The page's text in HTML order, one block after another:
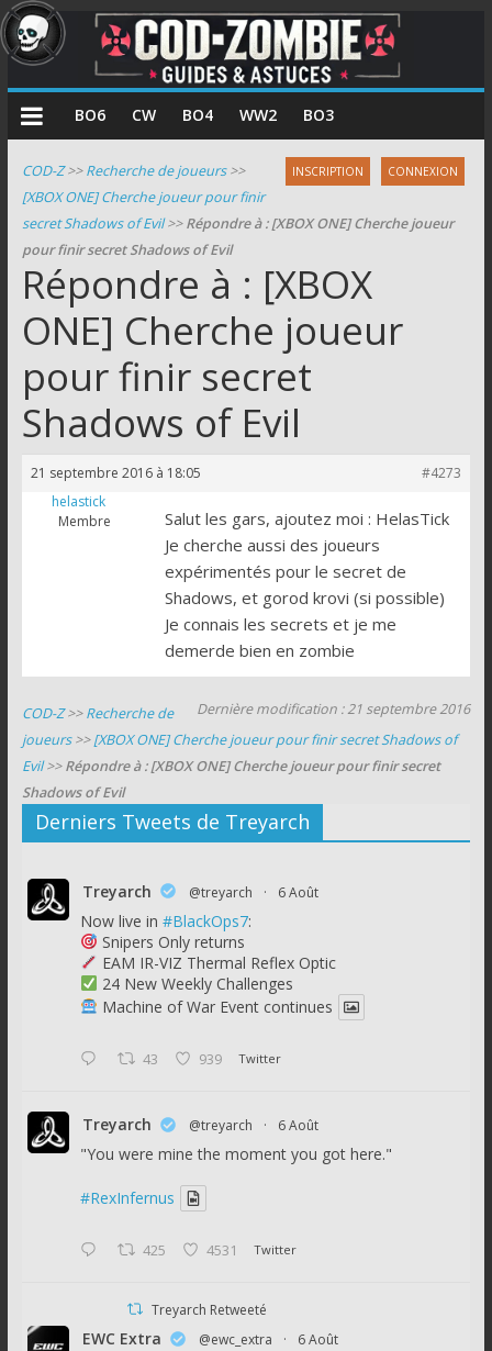
COD
Zombie
Guides
et
astuces
pour
le
mode
zombie
de
Call
Duty
BO6 CW BO4 WW2 BO3
INSCRIPTION CONNEXION
COD-Z>>Recherche de joueurs>>
[XBOX ONE] Cherche joueur pour finir
secret Shadows of Evil>>Répondre à : [XBOX ONE] Cherche joueur
pour finir secret Shadows of Evil
Répondre à : [XBOX
ONE] Cherche joueur
pour finir secret
Shadows of Evil
21 septembre 2016 à 18:05
#4273
helastick
Membre
Salut les gars, ajoutez moi : HelasTick
Je cherche aussi des joueurs
expérimentés pour le secret de
Shadows, et gorod krovi (si possible)
Je connais les secrets et je me
demerde bien en zombie
Dernière modification : 21 septembre 2016
COD-Z>>Recherche de
joueurs>>[XBOX ONE] Cherche joueur pour finir secret Shadows of
Evil>>Répondre à : [XBOX ONE] Cherche joueur pour finir secret
Shadows of Evil
Derniers Tweets de Treyarch
Treyarch @treyarch · 6 Août
Now live in #BlackOps7:
Snipers Only returns
EAM IR-VIZ Thermal Reflex Optic
24 New Weekly Challenges
Machine of War Event continues
43 939 Twitter
Treyarch @treyarch · 6 Août
"You were mine the moment you got here."
#RexInfernus
425 4531 Twitter
Treyarch Retweeté
EWC Extra @ewc_extra · 6 Août